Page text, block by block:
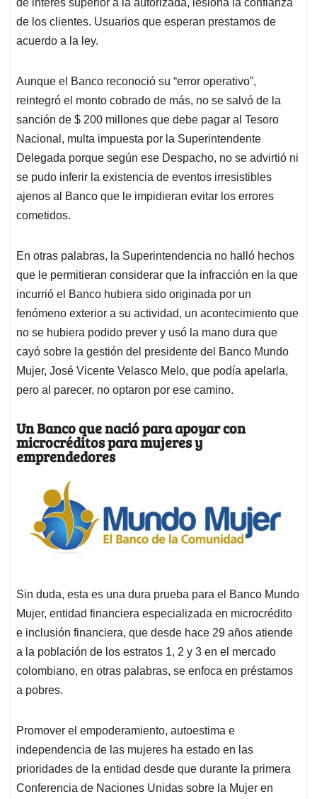
de los clientes. Usuarios que esperan prestamos de
acuerdo a la ley.
Aunque el Banco reconoció su “error operativo”,
reintegró el monto cobrado de más, no se salvó de la
sanción de $ 200 millones que debe pagar al Tesoro
Nacional, multa impuesta por la Superintendente
Delegada porque según ese Despacho, no se advirtió ni
se pudo inferir la existencia de eventos irresistibles
ajenos al Banco que le impidieran evitar los errores
cometidos.
En otras palabras, la Superintendencia no halló hechos
que le permitieran considerar que la infracción en la que
incurrió el Banco hubiera sido originada por un
fenómeno exterior a su actividad, un acontecimiento que
no se hubiera podido prever y usó la mano dura que
cayó sobre la gestión del presidente del Banco Mundo
Mujer, José Vicente Velasco Melo, que podía apelarla,
pero al parecer, no optaron por ese camino.
Un Banco que nació para apoyar con
microcréditos para mujeres y
emprendedores
Sin duda, esta es una dura prueba para el Banco Mundo
Mujer, entidad financiera especializada en microcrédito
e inclusión financiera, que desde hace 29 años atiende
a la población de los estratos 1, 2 y 3 en el mercado
colombiano, en otras palabras, se enfoca en préstamos
a pobres.
Promover el empoderamiento, autoestima e
independencia de las mujeres ha estado en las
prioridades de la entidad desde que durante la primera
Conferencia de Naciones Unidas sobre la Mujer en